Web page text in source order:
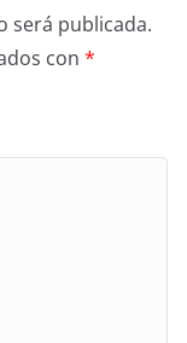
será publicada.
con *